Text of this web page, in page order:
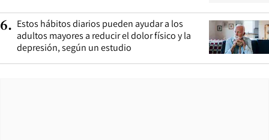
6. Estos hábitos diarios pueden ayudar a los
adultos mayores a reducir el dolor físico y la
depresión, según un estudio